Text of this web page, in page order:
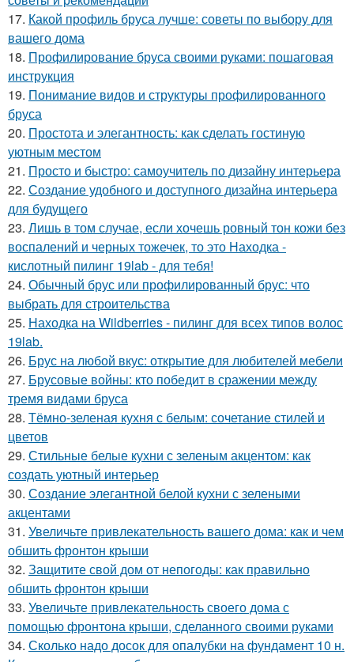
17. Какой профиль бруса лучше: советы по выбору для
вашего дома
18. Профилирование бруса своими руками: пошаговая
инструкция
19. Понимание видов и структуры профилированного
бруса
20. Простота и элегантность: как сделать гостиную
уютным местом
21. Просто и быстро: самоучитель по дизайну интерьера
22. Создание удобного и доступного дизайна интерьера
для будущего
23. Лишь в том случае, если хочешь ровный тон кожи без
воспалений и черных тожечек, то это Находка -
кислотный пилинг 19lab - для тебя!
24. Обычный брус или профилированный брус: что
выбрать для строительства
25. Находка на Wildberries - пилинг для всех типов волос
19lab.
26. Брус на любой вкус: открытие для любителей мебели
27. Брусовые войны: кто победит в сражении между
тремя видами бруса
28. Тёмно-зеленая кухня с белым: сочетание стилей и
цветов
29. Стильные белые кухни с зеленым акцентом: как
создать уютный интерьер
30. Создание элегантной белой кухни с зелеными
акцентами
31. Увеличьте привлекательность вашего дома: как и чем
обшить фронтон крыши
32. Защитите свой дом от непогоды: как правильно
обшить фронтон крыши
33. Увеличьте привлекательность своего дома с
помощью фронтона крыши, сделанного своими руками
34. Сколько надо досок для опалубки на фундамент 10 н.